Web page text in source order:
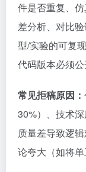
件是否重复、
差分析、对比
型/实验的可复
代码版本必须公
常见拒稿原因：
30%）、技术
质量差导致逻
论夸大（如将单